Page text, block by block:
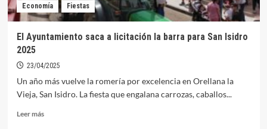
Solidaria
Economía Fiestas
El Ayuntamiento saca a licitación la barra para San Isidro
2025
23/04/2025
Un año más vuelve la romería por excelencia en Orellana la
Vieja, San Isidro. La fiesta que engalana carrozas, caballos...
Leer másLeer